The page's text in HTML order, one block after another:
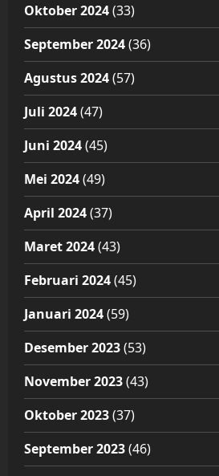
Oktober 2024(33)
September 2024(36)
Agustus 2024(57)
Juli 2024(47)
Juni 2024(45)
Mei 2024(49)
April 2024(37)
Maret 2024(43)
Februari 2024(45)
Januari 2024(59)
Desember 2023(53)
November 2023(43)
Oktober 2023(37)
September 2023(46)